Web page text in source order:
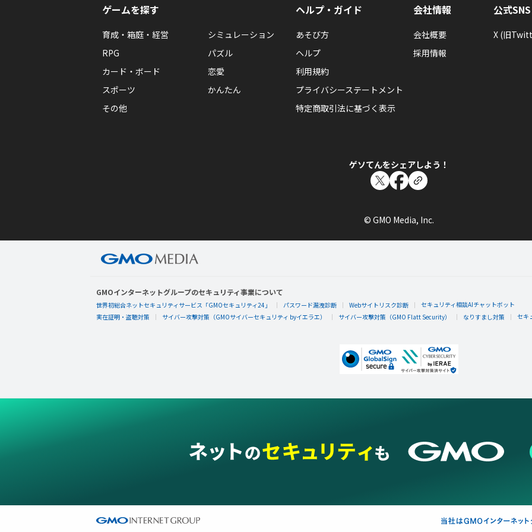
ゲームを探す
育成・箱庭・経営
シミュレーション
RPG
パズル
カード・ボード
恋愛
スポーツ
かんたん
その他
ヘルプ・ガイド
あそび方
ヘルプ
利用規約
プライバシーステートメント
特定商取引法に基づく表示
会社情報
会社概要
採用情報
公式SNS
X (旧
ゲソてんをシェアしよう！
© GMO Media, Inc.
GMOインターネットグループのセキュリティ事業について
世界初総合ネットセキュリティサービス「GMOセキュリティ24」 パスワード漏洩診断 Webサイトリスク診断
セキュリティ相談AIチャットボット
実在証明・盗聴対策
サイバー攻撃対策（GMOサイバーセキュリティ byイエラエ） サイバー攻撃対策（GMO Flatt Security） なりすまし対策 セキ